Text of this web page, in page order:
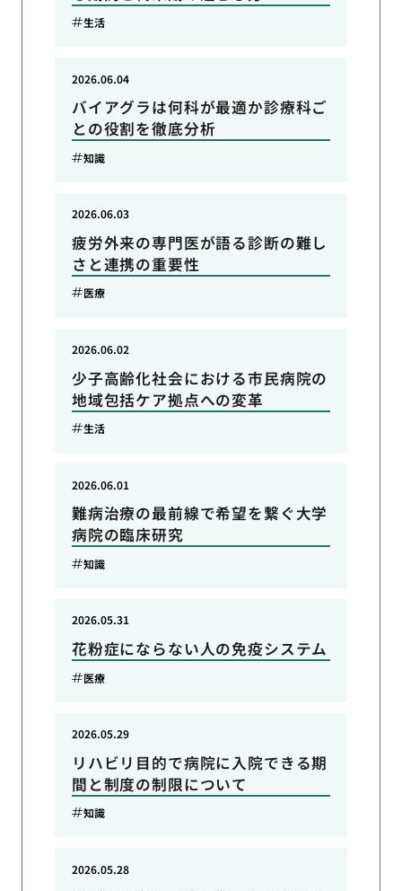
生活
バイアグラは何科が最適か診療科ご
との役割を徹底分析
2026.06.04
知識
疲労外来の専門医が語る診断の難し
さと連携の重要性
2026.06.03
医療
少子高齢化社会における市民病院の
地域包括ケア拠点への変革
2026.06.02
生活
難病治療の最前線で希望を繋ぐ大学
病院の臨床研究
2026.06.01
知識
花粉症にならない人の免疫システム
2026.05.31
医療
リハビリ目的で病院に入院できる期
間と制度の制限について
2026.05.29
知識
2026.05.28